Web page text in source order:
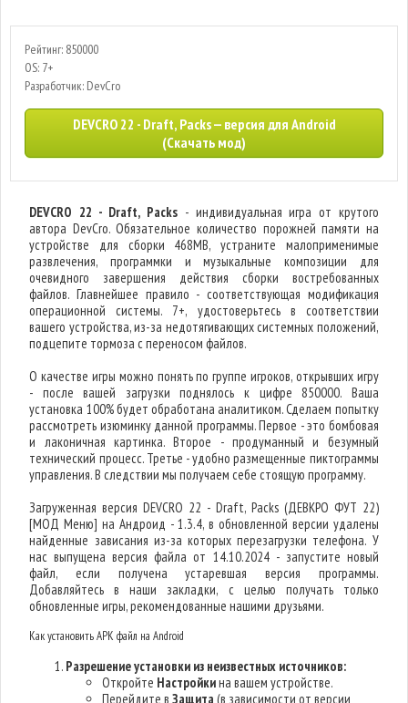
Рейтинг: 850000
OS: 7+
Разработчик: DevCro
DEVCRO 22 - Draft, Packs — версия для Android
(Скачать мод)
DEVCRO 22 - Draft, Packs - индивидуальная игра от крутого
автора DevCro. Обязательное количество порожней памяти на
устройстве для сборки 468MB, устраните малоприменимые
развлечения, программки и музыкальные композиции для
очевидного завершения действия сборки востребованных
файлов. Главнейшее правило - соответствующая модификация
операционной системы. 7+, удостоверьтесь в соответствии
вашего устройства, из-за недотягивающих системных положений,
подцепите тормоза с переносом файлов.
О качестве игры можно понять по группе игроков, открывших игру
- после вашей загрузки поднялось к цифре 850000. Ваша
установка 100% будет обработана аналитиком. Сделаем попытку
рассмотреть изюминку данной программы. Первое - это бомбовая
и лаконичная картинка. Второе - продуманный и безумный
технический процесс. Третье - удобно размещенные пиктограммы
управления. В следствии мы получаем себе стоящую программу.
Загруженная версия DEVCRO 22 - Draft, Packs (ДЕВКРО ФУТ 22)
[МОД Меню] на Андроид - 1.3.4, в обновленной версии удалены
найденные зависания из-за которых перезагрузки телефона. У
нас выпущена версия файла от 14.10.2024 - запустите новый
файл, если получена устаревшая версия программы.
Добавляйтесь в наши закладки, с целью получать только
обновленные игры, рекомендованные нашими друзьями.
Как установить APK файл на Android
Разрешение установки из неизвестных источников:
Откройте Настройкина вашем устройстве.
Перейдите вЗащита(в зависимости от версии